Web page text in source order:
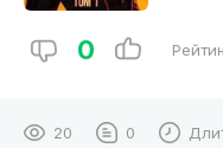
0
20 0